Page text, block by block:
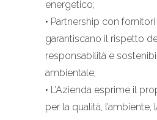
energetico;
• Partnership con
garantiscano il rispetto
responsabilità e
ambientale;
• L’Azienda esprime il
per la qualità, l’ambiente,